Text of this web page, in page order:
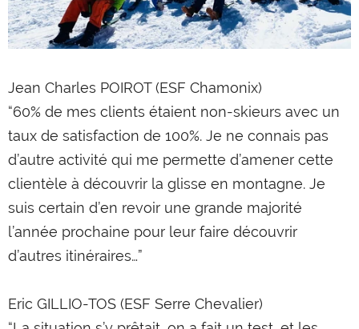
Jean Charles POIROT (ESF Chamonix)
“60% de mes clients étaient non-skieurs avec un
taux de satisfaction de 100%. Je ne connais pas
d’autre activité qui me permette d’amener cette
clientèle à découvrir la glisse en montagne. Je
suis certain d’en revoir une grande majorité
l’année prochaine pour leur faire découvrir
d’autres itinéraires…”
Eric GILLIO-TOS (ESF Serre Chevalier)